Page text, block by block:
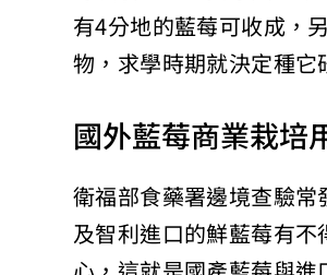
有4分地的藍莓可收成，
物，求學時期就決定種
國外藍莓商業栽
衛福部食藥署邊境查驗
及智利進口的鮮藍莓有